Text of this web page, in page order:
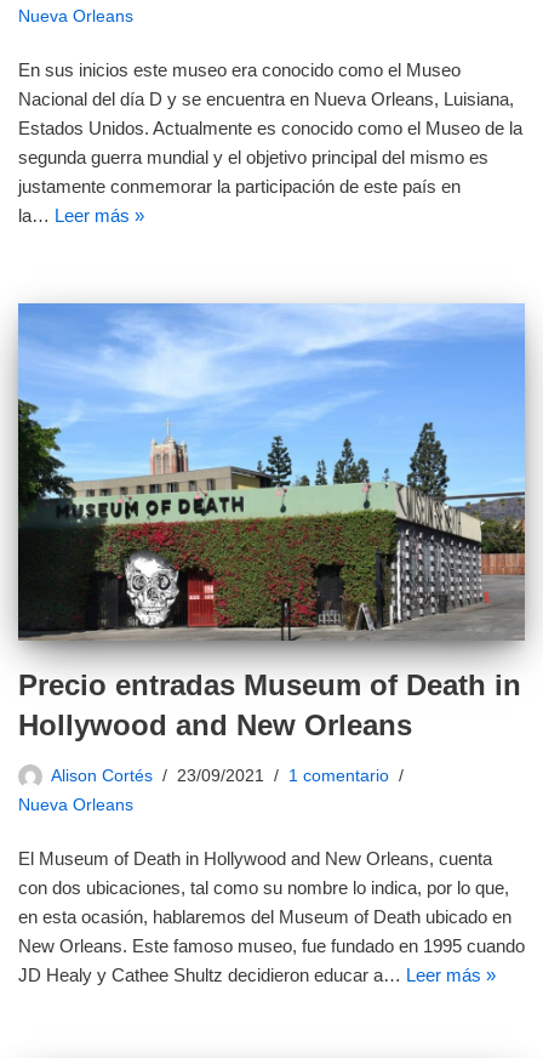
Nueva Orleans
En sus inicios este museo era conocido como el Museo
Nacional del día D y se encuentra en Nueva Orleans, Luisiana,
Estados Unidos. Actualmente es conocido como el Museo de la
segunda guerra mundial y el objetivo principal del mismo es
justamente conmemorar la participación de este país en
la… Leer más »
Precio entradas Museum of Death in
Hollywood and New Orleans
Alison Cortés 23/09/2021
1 comentario
Nueva Orleans
El Museum of Death in Hollywood and New Orleans, cuenta
con dos ubicaciones, tal como su nombre lo indica, por lo que,
en esta ocasión, hablaremos del Museum of Death ubicado en
New Orleans. Este famoso museo, fue fundado en 1995 cuando
JD Healy y Cathee Shultz decidieron educar a… Leer más »